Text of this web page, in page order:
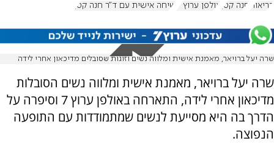
בריאות חנה קטן אולפן ערוץ 7 שיחה אישית עם ד"ר חנה קטן
שרה יעל ברויאר, מאמנת אישית ומלווה נשים וזוגות שסובלים מדיכאון אחרי לידה
שרה יעל ברויאר, מאמנת אישית ומלווה נשים הסובלות
מדיכאון אחרי לידה, התארחה באולפן ערוץ 7 וסיפרה על
הדרך בה היא מסייעת לנשים שמתמודדות עם התופעה
הנפוצה.